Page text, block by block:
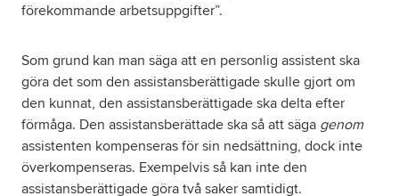
förekommande arbetsuppgifter”.
Som grund kan man säga att en personlig assistent ska
göra det som den assistansberättigade skulle gjort om
den kunnat, den assistansberättigade ska delta efter
förmåga. Den assistansberättade ska så att säga genom
assistenten kompenseras för sin nedsättning, dock inte
överkompenseras. Exempelvis så kan inte den
assistansberättigade göra två saker samtidigt.